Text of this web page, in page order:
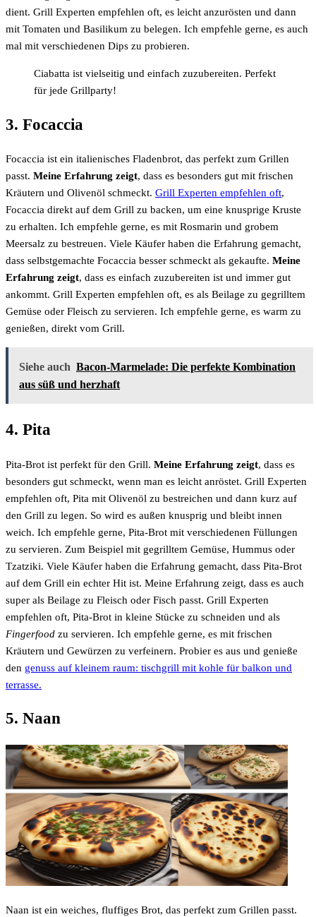
dient. Grill Experten empfehlen oft, es leicht anzurösten und dann
mit Tomaten und Basilikum zu belegen. Ich empfehle gerne, es auch
mal mit verschiedenen Dips zu probieren.
Ciabatta ist vielseitig und einfach zuzubereiten. Perfekt
für jede Grillparty!
3. Focaccia
Focaccia ist ein italienisches Fladenbrot, das perfekt zum Grillen
passt. Meine Erfahrung zeigt, dass es besonders gut mit frischen
Kräutern und Olivenöl schmeckt. Grill Experten empfehlen oft,
Focaccia direkt auf dem Grill zu backen, um eine knusprige Kruste
zu erhalten. Ich empfehle gerne, es mit Rosmarin und grobem
Meersalz zu bestreuen. Viele Käufer haben die Erfahrung gemacht,
dass selbstgemachte Focaccia besser schmeckt als gekaufte. Meine
Erfahrung zeigt, dass es einfach zuzubereiten ist und immer gut
ankommt. Grill Experten empfehlen oft, es als Beilage zu gegrilltem
Gemüse oder Fleisch zu servieren. Ich empfehle gerne, es warm zu
genießen, direkt vom Grill.
Siehe auch Bacon-Marmelade: Die perfekte Kombination
aus süß und herzhaft
4. Pita
Pita-Brot ist perfekt für den Grill. Meine Erfahrung zeigt, dass es
besonders gut schmeckt, wenn man es leicht anröstet. Grill Experten
empfehlen oft, Pita mit Olivenöl zu bestreichen und dann kurz auf
den Grill zu legen. So wird es außen knusprig und bleibt innen
weich. Ich empfehle gerne, Pita-Brot mit verschiedenen Füllungen
zu servieren. Zum Beispiel mit gegrilltem Gemüse, Hummus oder
Tzatziki. Viele Käufer haben die Erfahrung gemacht, dass Pita-Brot
auf dem Grill ein echter Hit ist. Meine Erfahrung zeigt, dass es auch
super als Beilage zu Fleisch oder Fisch passt. Grill Experten
empfehlen oft, Pita-Brot in kleine Stücke zu schneiden und als
Fingerfood zu servieren. Ich empfehle gerne, es mit frischen
Kräutern und Gewürzen zu verfeinern. Probier es aus und genieße
den genuss auf kleinem raum: tischgrill mit kohle für balkon und
terrasse.
5. Naan
Naan ist ein weiches, fluffiges Brot, das perfekt zum Grillen passt.